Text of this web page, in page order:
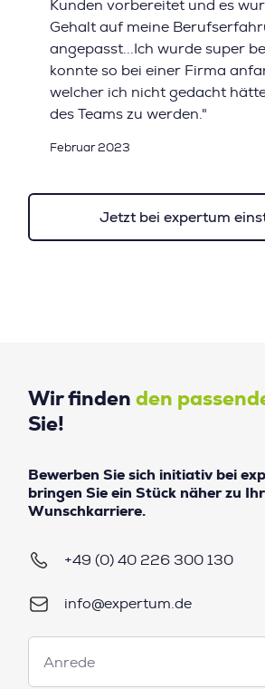
Kunden vorbereitet und es
Gehalt auf meine
angepasst...Ich wurde super
konnte so bei einer Firma
welcher ich nicht gedacht
des Teams zu werden."
Februar 2023
Jetzt bei expertum
Wir finden den
Sie!
Bewerben Sie sich initiativ bei
bringen Sie ein Stück näher zu
Wunschkarriere.
+49 (0) 40 226 300 130
info@expertum.de
Anrede
Anrede